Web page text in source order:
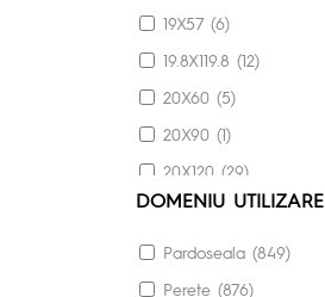
19X57 (6)
19.8X119.8 (12)
20X60 (5)
20X90 (1)
20X120 (29)
29.7X59.8 (5)
30X30 (13)
30X60 (41)
DOMENIU UTILIZARE
Pardoseala (849)
Perete (876)